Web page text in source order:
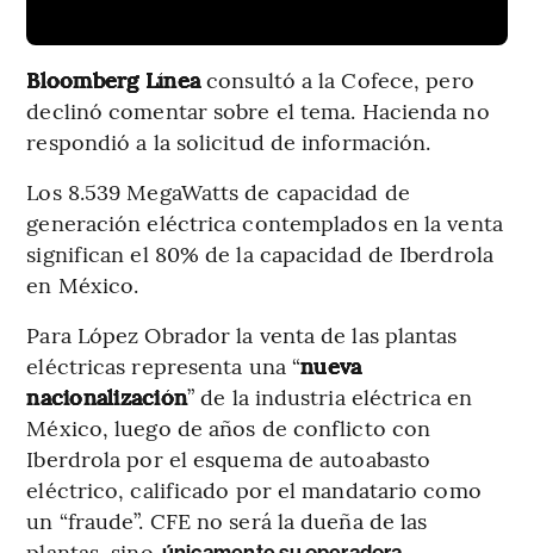
Bloomberg Líneaconsultó a la Cofece, pero
declinó comentar sobre el tema. Hacienda no
respondió a la solicitud de información.
Los 8.539 MegaWatts de capacidad de
generación eléctrica contemplados en la venta
significan el 80% de la capacidad de Iberdrola
en México.
Para López Obrador la venta de las plantas
eléctricas representa una “nueva
nacionalización” de la industria eléctrica en
México, luego de años de conflicto con
Iberdrola por el esquema de autoabasto
eléctrico, calificado por el mandatario como
un “fraude”. CFE no será la dueña de las